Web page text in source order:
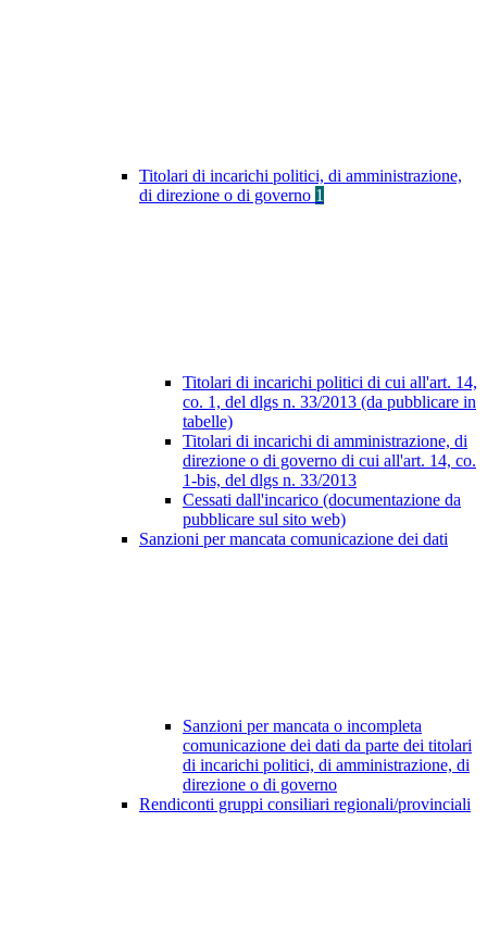
Titolari di incarichi politici, di amministrazione,
di direzione o di governo 1
Titolari di incarichi politici di cui all'art. 14,
co. 1, del dlgs n. 33/2013 (da pubblicare in
tabelle)
Titolari di incarichi di amministrazione, di
direzione o di governo di cui all'art. 14, co.
1-bis, del dlgs n. 33/2013
Cessati dall'incarico (documentazione da
pubblicare sul sito web)
Sanzioni per mancata comunicazione dei dati
Sanzioni per mancata o incompleta
comunicazione dei dati da parte dei titolari
di incarichi politici, di amministrazione, di
direzione o di governo
Rendiconti gruppi consiliari regionali/provinciali